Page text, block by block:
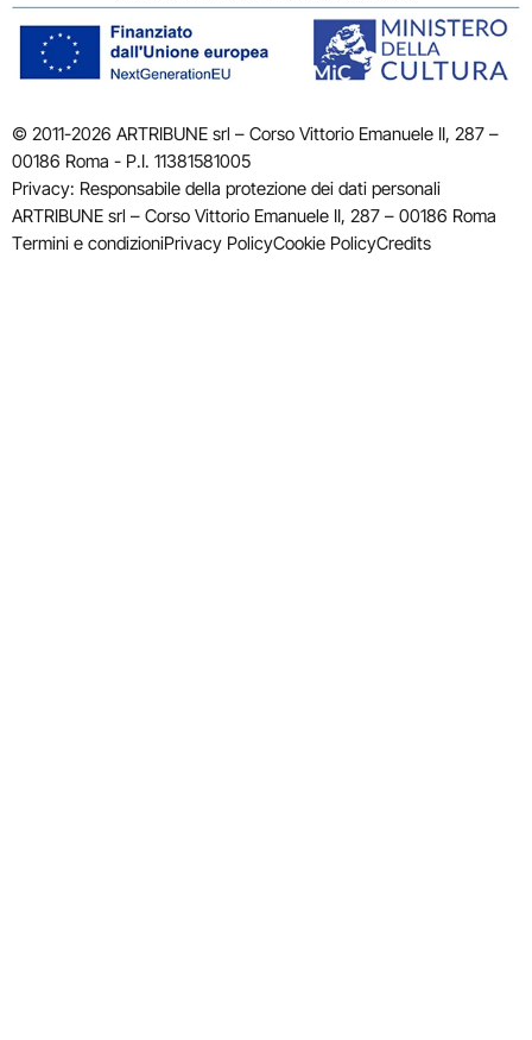
© 2011-2026 ARTRIBUNE srl – Corso Vittorio Emanuele II, 287 –
00186 Roma - P.I. 11381581005
Privacy: Responsabile della protezione dei dati personali
ARTRIBUNE srl – Corso Vittorio Emanuele II, 287 – 00186 Roma
Termini e condizioniPrivacy PolicyCookie PolicyCredits